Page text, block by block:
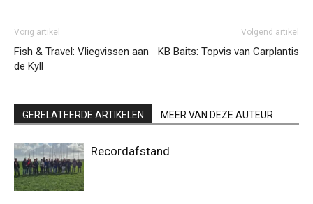
Vorig artikel
Fish & Travel: Vliegvissen aan
de Kyll
Volgend artikel
KB Baits: Topvis van Carplantis
GERELATEERDE ARTIKELEN MEER VAN DEZE AUTEUR
Recordafstand